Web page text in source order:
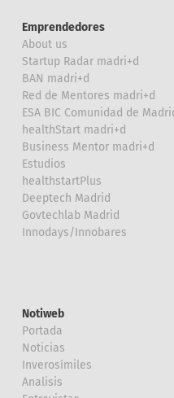
Emprendedores
About us
Startup Radar madri+d
BAN madri+d
Red de Mentores madri+d
ESA BIC Comunidad de
healthStart madri+d
Business Mentor madri+d
Estudios
healthstartPlus
Deeptech Madrid
Govtechlab Madrid
Innodays/Innobares
Notiweb
Portada
Noticias
Inverosímiles
Analisis